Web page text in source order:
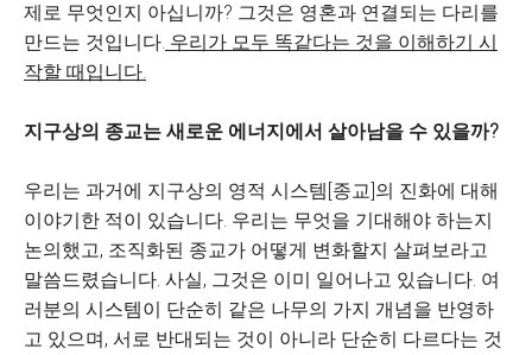
제로 무엇인지 아십니까? 그것은 영혼과 연결되는 다리를
만드는 것입니다. 우리가 모두 똑같다는 것을 이해하기 시
작할 때입니다.
지구상의 종교는 새로운 에너지에서 살아남을 수 있을까?
우리는 과거에 지구상의 영적 시스템[종교]의 진화에 대해
이야기한 적이 있습니다. 우리는 무엇을 기대해야 하는지
논의했고, 조직화된 종교가 어떻게 변화할지 살펴보라고
말씀드렸습니다. 사실, 그것은 이미 일어나고 있습니다. 여
러분의 시스템이 단순히 같은 나무의 가지 개념을 반영하
고 있으며, 서로 반대되는 것이 아니라 단순히 다르다는 것